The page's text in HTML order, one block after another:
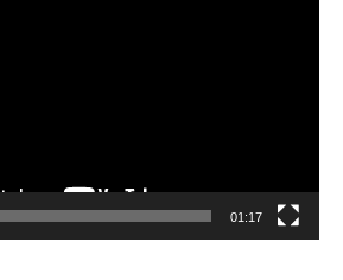
01:17